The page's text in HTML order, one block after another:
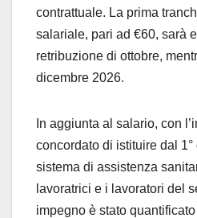
contrattuale. La prima
salariale, pari ad €60, sarà
retribuzione di ottobre,
dicembre 2026.
In aggiunta al salario, con
concordato di istituire dal
sistema di assistenza
lavoratrici e i lavoratori del
impegno è stato